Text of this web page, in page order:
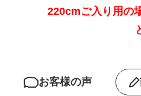
220cmご入り用の
お客様の声